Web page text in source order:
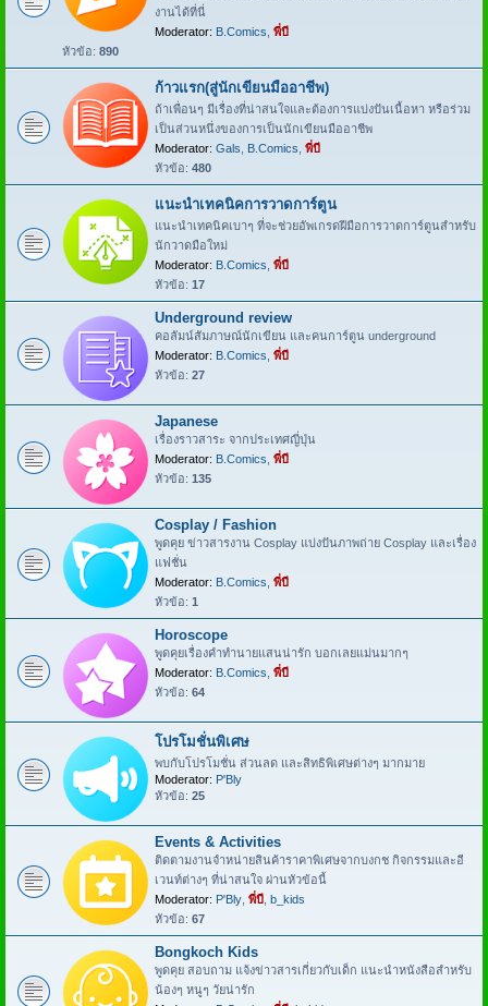
งานได้ที่นี่
Moderator: B.Comics พี่บี
หัวข้อ: 890
ก้าวแรก(สู่นักเขียนมืออาชีพ)
ถ้าเพื่อนๆ มีเรื่องที่น่าสนใจและต้องการแบ่งปันเนื้อหา หรือร่วม
เป็นส่วนหนึ่งของการเป็นนักเขียนมืออาชีพ
Moderator: Gals B.Comics พี่บี
หัวข้อ: 480
แนะนำเทคนิคการวาดการ์ตูน
แนะนำเทคนิคเบาๆ ที่จะช่วยอัพเกรดฝีมือการวาดการ์ตูนสำหรับ
นักวาดมือใหม่
Moderator: B.Comics พี่บี
หัวข้อ: 17
Underground review
คอลัมน์สัมภาษณ์นักเขียน และคนการ์ตูน underground
Moderator: B.Comics พี่บี
หัวข้อ: 27
Japanese
เรื่องราวสาระ จากประเทศญี่ปุ่น
Moderator: B.Comics พี่บี
หัวข้อ: 135
Cosplay / Fashion
พูดคุย ข่าวสารงาน Cosplay แบ่งปันภาพถ่าย Cosplay และเรื่อง
แฟชั่น
Moderator: B.Comics พี่บี
หัวข้อ: 1
Horoscope
พูดคุยเรื่องคำทำนายแสนน่ารัก บอกเลยแม่นมากๆ
Moderator: B.Comics พี่บี
หัวข้อ: 64
โปรโมชั่นพิเศษ
พบกับโปรโมชั่น ส่วนลด และสิทธิพิเศษต่างๆ มากมาย
Moderator: P'Bly
หัวข้อ: 25
Events & Activities
ติดตามงานจำหน่ายสินค้าราคาพิเศษจากบงกช กิจกรรมและอี
เวนท์ต่างๆ ที่น่าสนใจ ผ่านหัวข้อนี้
Moderator: P'Bly พี่บี b_kids
หัวข้อ: 67
Bongkoch Kids
พูดคุย สอบถาม แจ้งข่าวสารเกี่ยวกับเด็ก แนะนำหนังสือสำหรับ
น้องๆ หนูๆ วัยน่ารัก